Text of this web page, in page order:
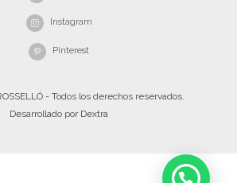
Instagram
Pinterest
- Todos los derechos reservados.
Desarrollado por Dextra